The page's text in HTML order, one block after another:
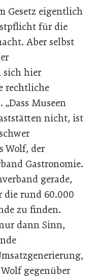
Gesetz eigentlich
für die
Aber selbst
sich hier
rechtliche
Museen
nicht, ist
Wolf, der
Gastronomie.
gerade,
die rund 60.000
zu finden.
dann Sinn,
gegenüber